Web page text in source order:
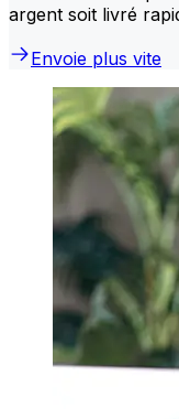
argent soit livré
Envoie plus vite